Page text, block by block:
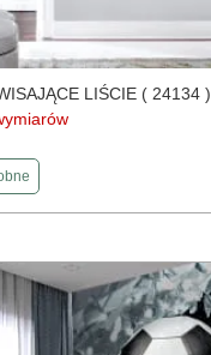
LIŚCIE ( 24134 )
do Zwisające liście